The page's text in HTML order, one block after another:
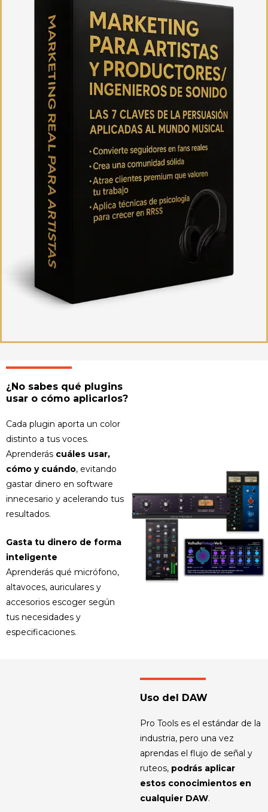
¿No sabes qué plugins
usar o cómo aplicarlos?
Cada plugin aporta un color
distinto a tus voces.
Aprenderás cuáles usar,
cómo y cuándo, evitando
gastar dinero en software
innecesario y acelerando tus
resultados.
Gasta tu dinero de forma
inteligente
Aprenderás qué micrófono,
altavoces, auriculares y
accesorios escoger según
tus necesidades y
especificaciones.
Uso del DAW
Pro Tools es el estándar de la
industria, pero una vez
aprendas el flujo de señal y
ruteos, podrás aplicar
estos conocimientos en
cualquier DAW.